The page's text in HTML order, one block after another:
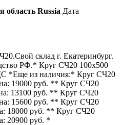
область Russia Дата
склад г. Екатеринбург.
РФ.* Круг СЧ20 100х500
*Еще из наличия:* Круг СЧ20
19000 руб. ** Круг СЧ20
13100 руб. ** Круг СЧ20
15600 руб. ** Круг СЧ20
18000 руб. ** Круг СЧ20
20900 руб. *